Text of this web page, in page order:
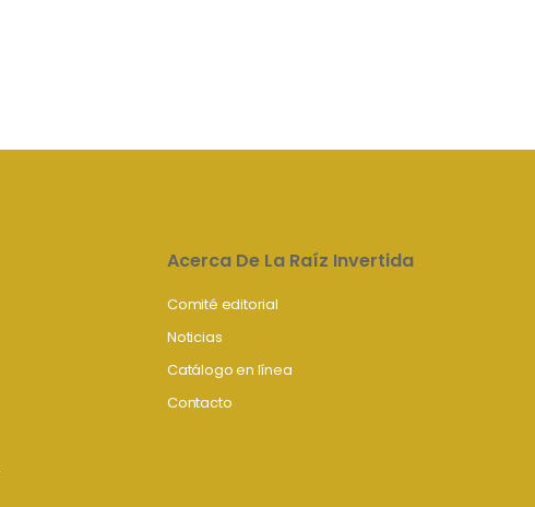
Acerca De La Raíz Invertida
Comité editorial
Noticias
Catálogo en línea
Contacto